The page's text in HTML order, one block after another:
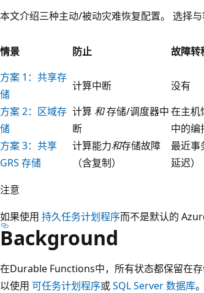
本文介绍三种主动/被动灾难恢复配置。 选择与
情景 防止 故障转
方案 1：共享存
储
计算中断 没有
方案 2：区域存
储
计算 和存储/调度器中
断
在主机
中的编
方案 3：共享
GRS 存储
计算能力和存储故障
（含复制）
最近事
延迟）
注意
如果使用 持久任务计划程序而不是默认的
Background
在Durable Functions中，所有状态都保留在
以使用 可任务计划程序或SQL Server 数据库。